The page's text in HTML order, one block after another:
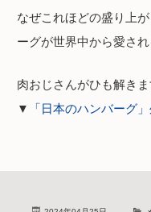
なぜこれほどの盛り上
ーグが世界中から愛され
肉おじさんがひも解きま
▼
「日本のハンバーグ